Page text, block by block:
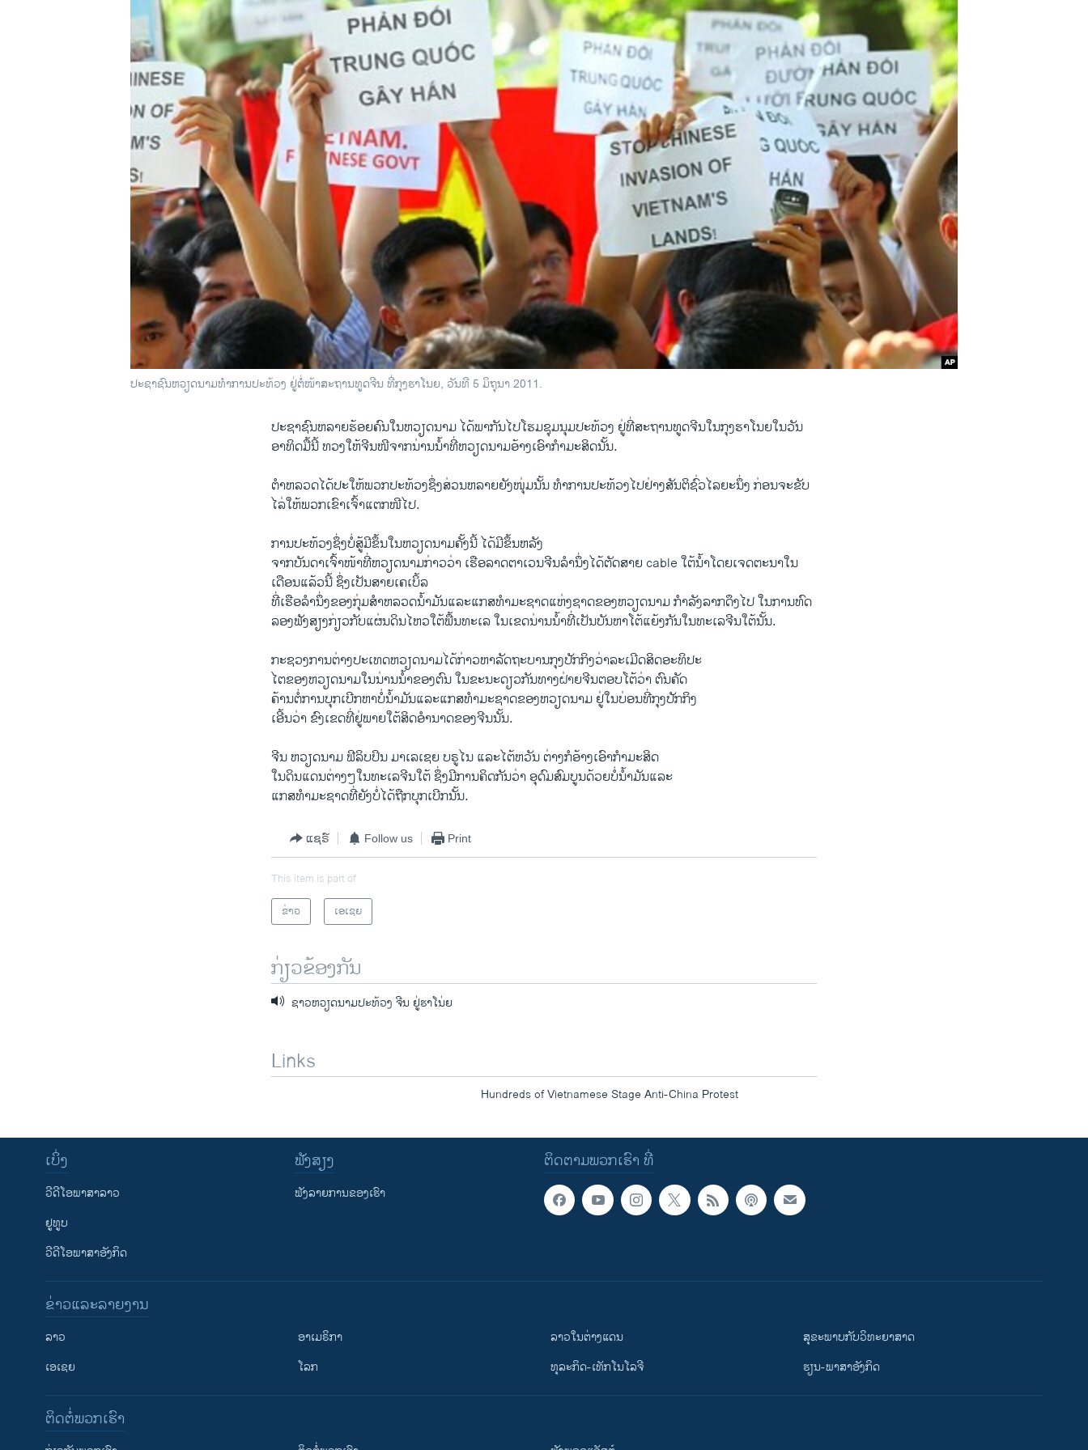
ວິທະຍາສາດ-ເທັກໂນໂລຈີ
ປະຊາຊົນຫວຽດນາມທໍາການປະທ້ວງ ຢູ່ຕໍ່ໜ້າສະຖານທູດຈີນ ທີ່ກຸງຮາໂນຍ, ວັນທີ 5 ມິຖຸນາ 2011.
ປະຊາຊົນ​ຫລາຍ​ຮ້ອຍ​ຄົນ​ໃນ​ຫວຽດນາມ​ ​ໄດ້ພາກັນ​ໄປ​ໂຮມ​ຊຸມນຸມປະ​ທ້ວງ​ ຢູ່ທີ່​ສະຖານທູດ​ຈີນ​ໃນ​ກຸງ​ຮາ​ໂນ​ຍ​ໃນ​ວັນ​
ອາທິດ​ມື້​ນີ້ ​ທວງ​ໃຫ້​ຈີນ​ໜີ​ຈາກນ່ານນໍ້າທີ່ຫວຽດນາມ​ອ້າງ​ເອົາ​ກໍາມະສິດ​ນັ້ນ.
ຕໍາຫລວດ​ໄດ້​ປະ​ໃຫ້​ພວກ​ປະ​ທ້ວງ​ຊຶ່ງ​ສ່ວນ​ຫລາຍຍັງ​ໜຸ່ມນັ້ນ ທໍາ​ການ​ປະ​ທ້ວງ​ໄປ​ຢ່າງ​ສັນຕິຊົ່ວ​ໄລຍະນຶ່ງ ກ່ອນ​ຈະ​ຂັບ​
ໄລ່​ໃຫ້​ພວກ​ເຂົາ​ເຈົ້າແຕກ​ໜີ​ໄປ.
ການປະ​ທ້ວງ​ຊຶ່ງ​ບໍ່​ສູ້​ມີ​ຂຶ້ນ​ໃນ​ຫວຽດນາມ​ຄັ້ງ​ນີ້ ໄດ້​ມີ​ຂຶ້ນ​ຫລັງ​
ຈາກບັນດາ​ເຈົ້າ​ໜ້າ​ທີ່​ຫວຽດນາມ​ກ່າວ​ວ່າ ​ເຮືອ​ລາດ​ຕາ​ເວນ​ຈີນ​ລໍາ​ນຶ່ງ​ໄດ້​ຕັດສາຍ cable ໃຕ້​ນໍ້າ​ໂດຍ​ເຈດ​ຕະນາ​ໃນ​
ເດືອນແລ້ວ​ນີ້ ຊຶ່ງ​ເປັນ​ສາຍ​ເຄ​ເບິ້ລ
ທີ່​ເຮືອ​ລໍາ​ນຶ່ງ​ຂອງ​ກຸ່ມ​ສໍາ​ຫລວດ​ນໍ້າມັນ​ແລະ​ແກ​ສທໍາ​ມະ​ຊາດ​ແຫ່ງ​ຊາດ​ຂອງ​ຫວຽດນາມ​ ກໍາລັງລາກ​ດຶງໄປ ​ໃນ​ການທົດ​
ລອງ​ຟັງສຽງ​ກ່ຽວ​ກັບ​ແຜ່ນດິນ​ໄຫວ​ໃຕ້​ພື້ນ​ທະ​ເລ ໃນ​ເຂດ​ນ່ານນໍ້າ​ທີ່​ເປັນ​ບັນຫາ​ໂຕ້​ແຍ້​ງກັນ​ໃນ​ທະເລ​ຈີນ​ໃຕ້​ນັ້ນ.
ກະຊວງ​ການ​ຕ່າງປະ​ເທດ​ຫວຽດນາມ​ໄດ້​ກ່າວ​ຫາ​ລັດຖະບານ​ກຸງ​ປັກ​ກິ​ງວ່າ​ລະ​ເມີດ​ສິດ​ອະທິປະ​
ໄຕ​ຂອງ​ຫວຽດນາມ​ໃນ​ນ່ານນໍ້າຂອງ​ຕົນ ​ໃນ​ຂະນະ​ດຽວ​ກັນ​ທາງ​ຝ່າຍ​ຈີນ​ຕອບ​ໂຕ້​ວ່າ ຕົນ​ຄັດ
ຄ້ານ​ຕໍ່​ການ​ບຸກ​ເບີກຫາ​ບໍ່​ນໍ້າມັນ​ແລະແກ​ສທໍາ​ມະ​ຊາດ​ຂອງ​ຫວຽດນາມ ຢູ່ໃນບ່ອນທີ່​ກຸງ​ປັກ​ກິ​ງ
ເອີ້ນ​ວ່າ ຂົງ​ເຂດທີ່ຢູ່​ພາຍ​ໃຕ້​ສິດ​ອໍານາດ​ຂອງ​ຈີນ​ນັ້ນ.
ຈີນ ຫວຽດນາມ ຟີ​ລິບ​ປິນ ມາ​ເລ​ເຊ​ຍ ບຣູ​ໄນ ​ແລະ​ໄຕ້​ຫວັນ ຕ່າງ​ກໍອ້າງ​ເອົາ​ກໍາມະສິດ
ໃນ​ດິນ​ແດນ​ຕ່າງໆ​ໃນ​ທະ​ເລ​ຈີນ​ໃຕ້ ຊຶ່ງມີ​ການ​ຄິດ​ກັນ​ວ່າ ​ອຸດົມສົມບູນ​ດ້ວຍ​ບໍ່​ນໍ້າມັນ​ແລະ​
ແກ​ສທໍາ​ມະ​ຊາດ​ທີ່​ຍັງ​ບໍ່​ໄດ້​ຖືກ​ບຸກ​ເບີກນັ້ນ.
ແຊຣ໌ Follow us Print
This item is part of
ຂ່າວ
ເອເຊຍ
ກ່ຽວຂ້ອງກັນ
ຊາວຫວຽດນາມປະທ້ວງ ຈີນ ຢູ່ຮາໂນ່ຍ
Links
Hundreds of Vietnamese Stage Anti-China Protest
ຕິດຕາມພວກເຮົາ ທີ່
ເບິ່ງ
ວີດີໂອພາສາລາວ
ຢູທູບ
ວີດີໂອພາສາອັງກິດ
ຟັງສຽງ
ຟັງລາຍການຂອງເຮົາ
ຂ່າວແລະລາຍງານ
ລາວ
ເອເຊຍ
ອາເມຣິກາ
ໂລກ
ລາວໃນຕ່າງແດນ
ທຸລະກິດ-ເທັກໂນໂລຈີ
ສຸຂະພາບກັບວິທະຍາສາດ
ຮຽນ-ພາສາອັງກິດ
ຕິດຕໍ່ພວກເຮົາ